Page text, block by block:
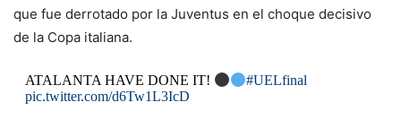
que fue derrotado por la Juventus en el choque decisivo
de la Copa italiana.
ATALANTA HAVE DONE IT!
#UELfinal
pic.twitter.com/d6Tw1L3IcD